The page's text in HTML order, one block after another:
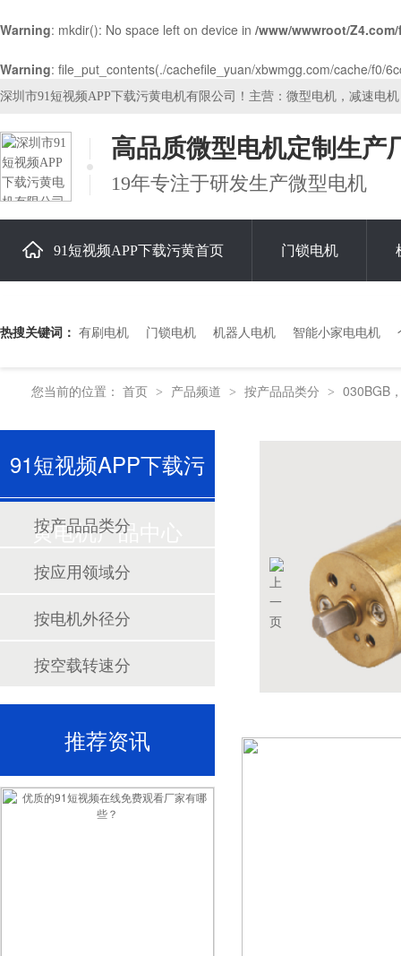
Warning: mkdir(): No space left on device in /www/wwwroot/
Warning: file_put_contents(./cachefile_yuan/xbwmgg.com/cache/f0/
深圳市91短视频APP下载污黄电机有限公司！主营：微型电机，减速电
高品质微型电机定制生产
19年专注于研发生产微型电机
91短视频APP下载污黄首页 门锁电机
热搜关键词： 有刷电机 门锁电机 机器人电机 智能小家电电机
您当前的位置： 首页 > 产品频道 > 按产品品类分 > 030BGB
91短视频APP下载污
黄电机产品中心
按产品品类分
按应用领域分
按电机外径分
按空载转速分
推荐资讯